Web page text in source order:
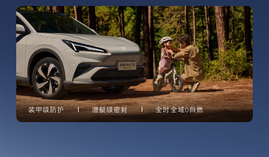
装甲级防护 潜艇级密封 全时全域0自燃